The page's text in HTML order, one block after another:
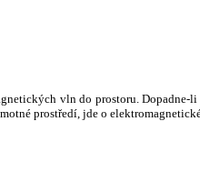
vln do prostoru. Dopadne-
prostředí, jde o